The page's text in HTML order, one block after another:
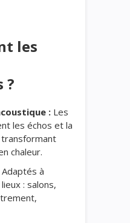
les
?
: Les
les échos et la
chaleur.
Adaptés à
: salons,